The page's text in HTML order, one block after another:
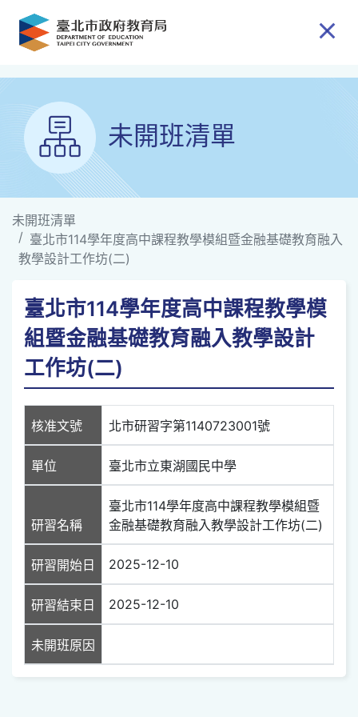
跳到主要內容
未開班清單
未開班清單
臺北市114學年度高中課程教學模組暨金融基礎教育融入
教學設計工作坊(二)
臺北市114學年度高中課程教學模
組暨金融基礎教育融入教學設計
工作坊(二)
核准文號 北市研習字第1140723001號
單位 臺北市立東湖國民中學
研習名稱
臺北市114學年度高中課程教學模組暨
金融基礎教育融入教學設計工作坊(二)
研習開始日 2025-12-10
研習結束日 2025-12-10
未開班原因